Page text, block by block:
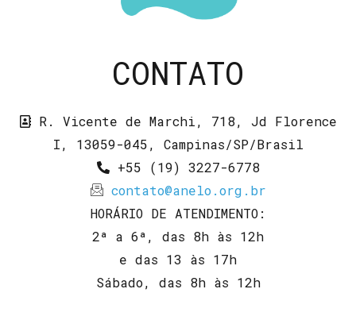
CONTATO
R. Vicente de Marchi, 718, Jd Florence
I, 13059-045, Campinas/SP/Brasil
+55 (19) 3227-6778
contato@anelo.org.br
HORÁRIO DE ATENDIMENTO:
2ª a 6ª, das 8h às 12h
e das 13 às 17h
Sábado, das 8h às 12h